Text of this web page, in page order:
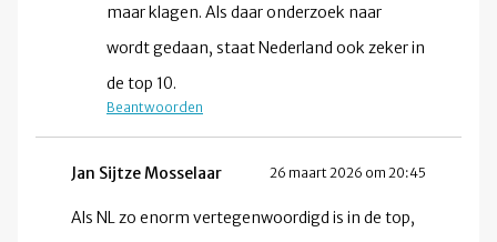
maar klagen. Als daar onderzoek naar
wordt gedaan, staat Nederland ook zeker in
de top 10.
Beantwoorden
Jan Sijtze Mosselaar 26 maart 2026 om 20:45
Als NL zo enorm vertegenwoordigd is in de top,